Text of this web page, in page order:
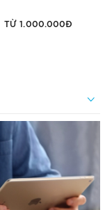
TỪ 1.000.000Đ